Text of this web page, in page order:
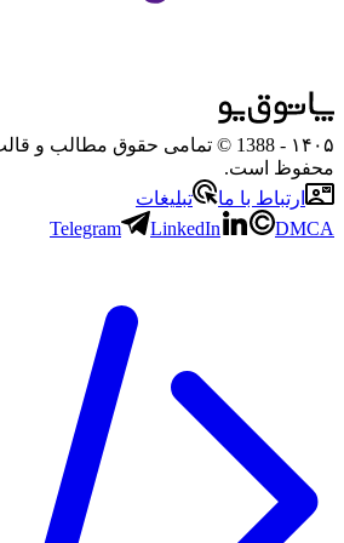
۱۴۰۵
- 1388 © تمامی حقوق مطالب و
محفوظ است.
ارتباط با ما
تبلیغات
Telegram
LinkedIn DMCA